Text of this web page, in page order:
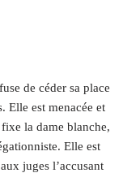
de céder sa place
Elle est menacée et
la dame blanche,
Elle est
juges l’accusant